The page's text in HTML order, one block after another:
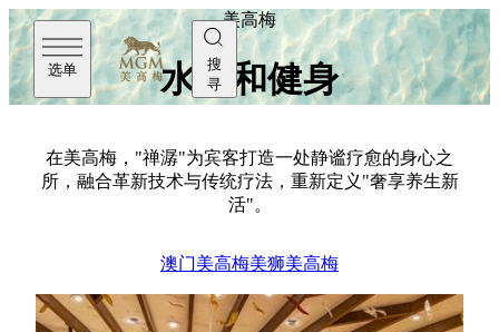
选单
搜
寻
美高梅
水疗和健身
在美高梅，"禅潺"为宾客打造一处静谧疗愈的身心之
所，融合革新技术与传统疗法，重新定义"奢享养生新
活"。
澳门美高梅美狮美高梅